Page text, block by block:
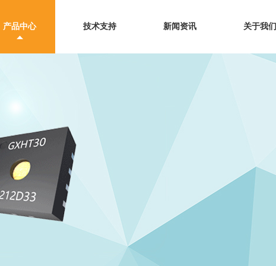
产品中心 技术支持 新闻资讯 关于我们